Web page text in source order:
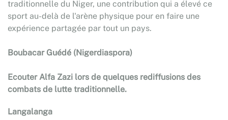
traditionnelle du Niger, une contribution qui a élevé ce
sport au-delà de l'arène physique pour en faire une
expérience partagée par tout un pays.
Boubacar Guédé (Nigerdiaspora)
Ecouter Alfa Zazi lors de quelques rediffusions des
combats de lutte traditionnelle.
Langalanga